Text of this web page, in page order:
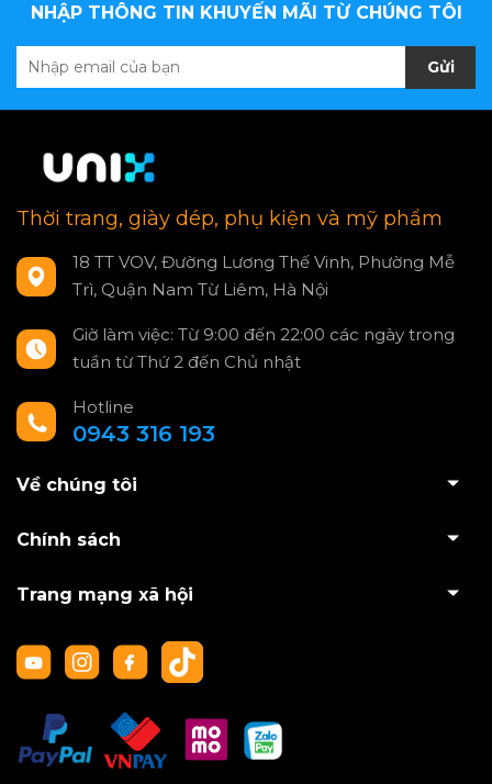
NHẬP THÔNG TIN KHUYẾN MÃI TỪ CHÚNG TÔI
Gửi
Thời trang, giày dép, phụ kiện và mỹ phẩm
18 TT VOV, Đường Lương Thế Vinh, Phường Mễ
Trì, Quận Nam Từ Liêm, Hà Nội
Giờ làm việc: Từ 9:00 đến 22:00 các ngày trong
tuần từ Thứ 2 đến Chủ nhật
Hotline
0943 316 193
Về chúng tôi
Chính sách
Trang mạng xã hội